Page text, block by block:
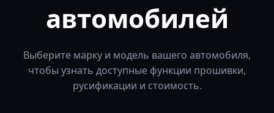
автомобилей
Выберите марку и модель вашего автомобиля,
чтобы узнать доступные функции прошивки,
русификации и стоимость.